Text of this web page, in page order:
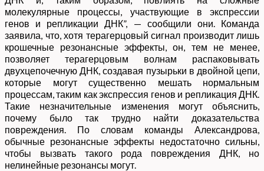
молекулярные процессы, участвующие в экспрессии
генов и репликации ДНК”, — сообщили они. Команда
заявила, что, хотя терагерцовый сигнал производит лишь
крошечные резонансные эффекты, он, тем не менее,
позволяет терагерцовым волнам распаковывать
двухцепочечную ДНК, создавая пузырьки в двойной цепи,
которые могут существенно мешать нормальным
процессам, таким как экспрессия генов и репликация ДНК.
Такие незначительные изменения могут объяснить,
почему было так трудно найти доказательства
повреждения. По словам команды Александрова,
обычные резонансные эффекты недостаточно сильны,
чтобы вызвать такого рода повреждения ДНК, но
нелинейные резонансы могут.